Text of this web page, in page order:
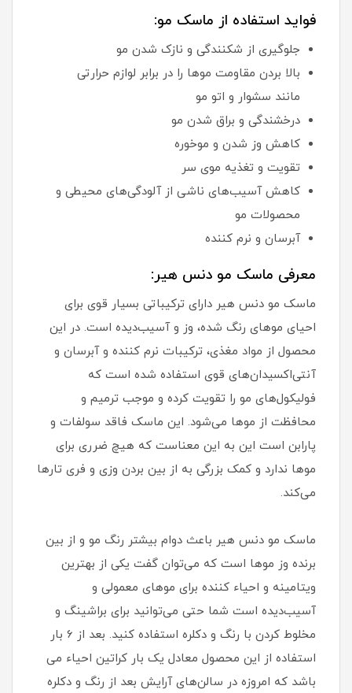
فواید استفاده از ماسک مو:
جلوگیری از شکنندگی و نازک شدن مو
بالا بردن مقاومت موها را در برابر لوازم حرارتی
مانند سشوار و اتو مو
درخشندگی و براق شدن مو
کاهش وز شدن و موخوره
تقویت و تغذیه موی سر
کاهش آسیب‌های ناشی از آلودگی‌های محیطی و
محصولات مو
آبرسان و نرم کننده
معرفی ماسک مو دنس هیر:
ماسک مو دنس هیر دارای ترکیباتی بسیار قوی برای
احیای موهای رنگ شده، وز و آسیب‌دیده است. در این
محصول از مواد مغذی، ترکیبات نرم کننده و آبرسان و
آنتی‌اکسیدان‌های قوی استفاده شده است که
فولیکول‌های مو را تقویت کرده و موجب ترمیم و
محافظت از موها می‌شود. این ماسک فاقد سولفات و
پارابن است این به این معناست که هیچ ضرری برای
موها ندارد و کمک بزرگی به از بین بردن وزی و فری تارها
می‌کند.
ماسک مو دنس هیر باعث دوام بیشتر رنگ مو و از بین
برنده وز موها است که می‌توان گفت یکی از بهترین
ویتامینه و احیاء کننده برای موهای معمولی و
آسیب‌دیده است شما حتی می‌توانید برای براشینگ و
مخلوط کردن با رنگ و دکلره استفاده کنید. بعد از 6 بار
استفاده از این محصول معادل یک بار کراتین احیاء می
باشد که امروزه در سالن‌های آرایش بعد از رنگ و دکلره